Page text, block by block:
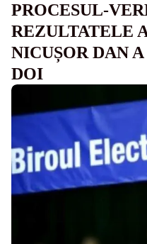
PROCESUL-
REZULTATELE
NICUȘOR DAN
DOI